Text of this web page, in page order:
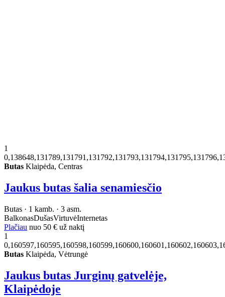
1
Butas Klaipėda, Centras
Jaukus butas šalia senamiesčio
Butas · 1 kamb. · 3 asm.
BalkonasDušasVirtuvėInternetas
Plačiau nuo 50 € už naktį
1
Butas Klaipėda, Vėtrungė
Jaukus butas Jurginų gatvelėje,
Klaipėdoje